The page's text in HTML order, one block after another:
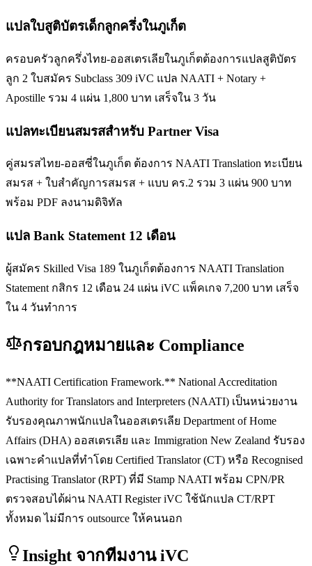
แปลใบสูติบัตรเด็กลูกครึ่งในภูเก็ต
ครอบครัวลูกครึ่งไทย-ออสเตรเลียในภูเก็ตต้องการแปลสูติบัตร
ลูก 2 ใบสมัคร Subclass 309 iVC แปล NAATI + Notary +
Apostille รวม 4 แผ่น 1,800 บาท เสร็จใน 3 วัน
แปลทะเบียนสมรสสำหรับ Partner Visa
คู่สมรสไทย-ออสซี่ในภูเก็ต ต้องการ NAATI Translation ทะเบียน
สมรส + ใบสำคัญการสมรส + แบบ คร.2 รวม 3 แผ่น 900 บาท
พร้อม PDF ลงนามดิจิทัล
แปล Bank Statement 12 เดือน
ผู้สมัคร Skilled Visa 189 ในภูเก็ตต้องการ NAATI Translation
Statement กสิกร 12 เดือน 24 แผ่น iVC แพ็คเกจ 7,200 บาท เสร็จ
ใน 4 วันทำการ
กรอบกฎหมายและ Compliance
**NAATI Certification Framework.** National Accreditation
Authority for Translators and Interpreters (NAATI) เป็นหน่วยงาน
รับรองคุณภาพนักแปลในออสเตรเลีย Department of Home
Affairs (DHA) ออสเตรเลีย และ Immigration New Zealand รับรอง
เฉพาะคำแปลที่ทำโดย Certified Translator (CT) หรือ Recognised
Practising Translator (RPT) ที่มี Stamp NAATI พร้อม CPN/PR
ตรวจสอบได้ผ่าน NAATI Register iVC ใช้นักแปล CT/RPT
ทั้งหมด ไม่มีการ outsource ให้คนนอก
Insight จากทีมงาน iVC